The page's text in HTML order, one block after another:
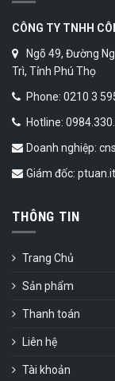
CÔNG TY TNHH
Ngõ 49, Đường
Trì, Tỉnh Phú Thọ
Phone: 0210 3
Hotline:
Doanh nghiệp:
Giám đốc:
THÔNG TIN
Trang Chủ
Sản phẩm
Thanh toán
Liên hệ
Tài khoản